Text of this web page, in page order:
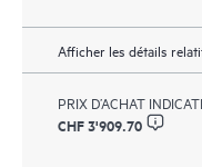
Afficher les détails
PRIX D’ACHAT
CHF 3'909.70